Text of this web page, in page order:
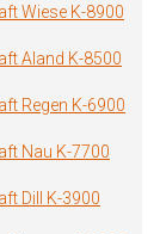
Wiese K-8900
Aland K-8500
Regen K-6900
Nau K-7700
Dill K-3900